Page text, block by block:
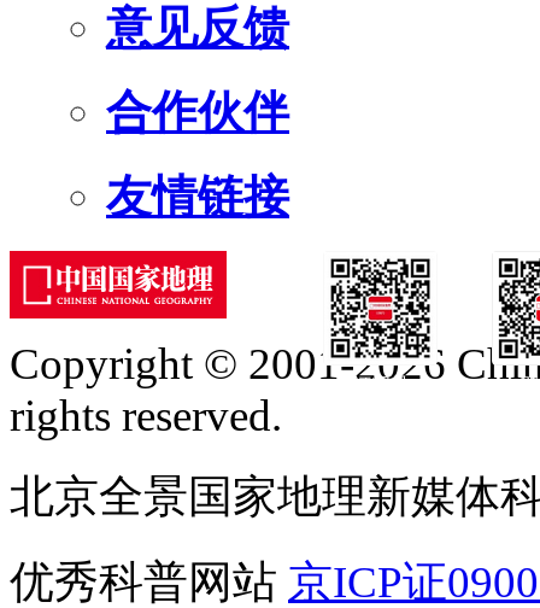
意见反馈
合作伙伴
友情链接
订阅号
Copyright © 2001-2026
rights reserved.
北京全景国家地理新媒体
优秀科普网站 京ICP证